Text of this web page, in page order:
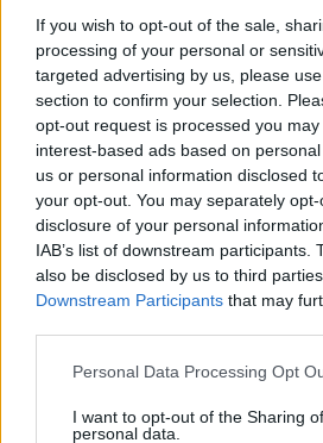
If you wish to opt-out of the sale,
processing of your personal or
targeted advertising by us, please
section to confirm your selection.
opt-out request is processed you
interest-based ads based on
us or personal information disclosed
your opt-out. You may separately
disclosure of your personal
IAB’s list of downstream participants.
also be disclosed by us to third
Downstream Participants that may
Personal Data Processing Opt
I want to opt-out of the Sharing
personal data.